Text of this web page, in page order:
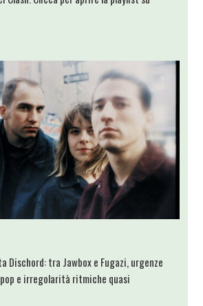
Dischord: tra Jawbox e Fugazi, urgenze
e irregolarità ritmiche quasi